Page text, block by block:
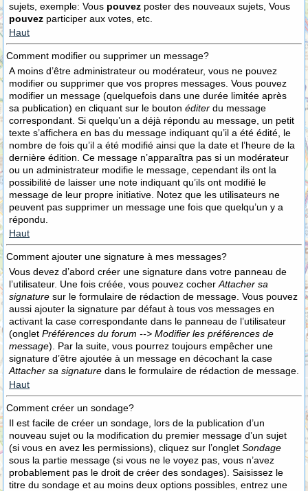
sujets, exemple: Vous pouvez poster des nouveaux sujets, Vous
pouvez participer aux votes, etc.
Haut
Comment modifier ou supprimer un message?
A moins d’être administrateur ou modérateur, vous ne pouvez
modifier ou supprimer que vos propres messages. Vous pouvez
modifier un message (quelquefois dans une durée limitée après
sa publication) en cliquant sur le bouton éditer du message
correspondant. Si quelqu’un a déjà répondu au message, un petit
texte s’affichera en bas du message indiquant qu’il a été édité, le
nombre de fois qu’il a été modifié ainsi que la date et l’heure de la
dernière édition. Ce message n’apparaîtra pas si un modérateur
ou un administrateur modifie le message, cependant ils ont la
possibilité de laisser une note indiquant qu’ils ont modifié le
message de leur propre initiative. Notez que les utilisateurs ne
peuvent pas supprimer un message une fois que quelqu’un y a
répondu.
Haut
Comment ajouter une signature à mes messages?
Vous devez d’abord créer une signature dans votre panneau de
l’utilisateur. Une fois créée, vous pouvez cocher Attacher sa
signature sur le formulaire de rédaction de message. Vous pouvez
aussi ajouter la signature par défaut à tous vos messages en
activant la case correspondante dans le panneau de l’utilisateur
(onglet Préférences du forum --> Modifier les préférences de
message). Par la suite, vous pourrez toujours empêcher une
signature d’être ajoutée à un message en décochant la case
Attacher sa signature dans le formulaire de rédaction de message.
Haut
Comment créer un sondage?
Il est facile de créer un sondage, lors de la publication d’un
nouveau sujet ou la modification du premier message d’un sujet
(si vous en avez les permissions), cliquez sur l’onglet Sondage
sous la partie message (si vous ne le voyez pas, vous n’avez
probablement pas le droit de créer des sondages). Saisissez le
titre du sondage et au moins deux options possibles, entrez une